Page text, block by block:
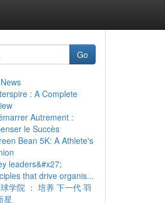
Go
: A Complete
Autrement :
le Succès
Bean 5K: A Athlete's
leaders&#x27;
that drive organis...
学院 ： 培养 下一代 羽
星